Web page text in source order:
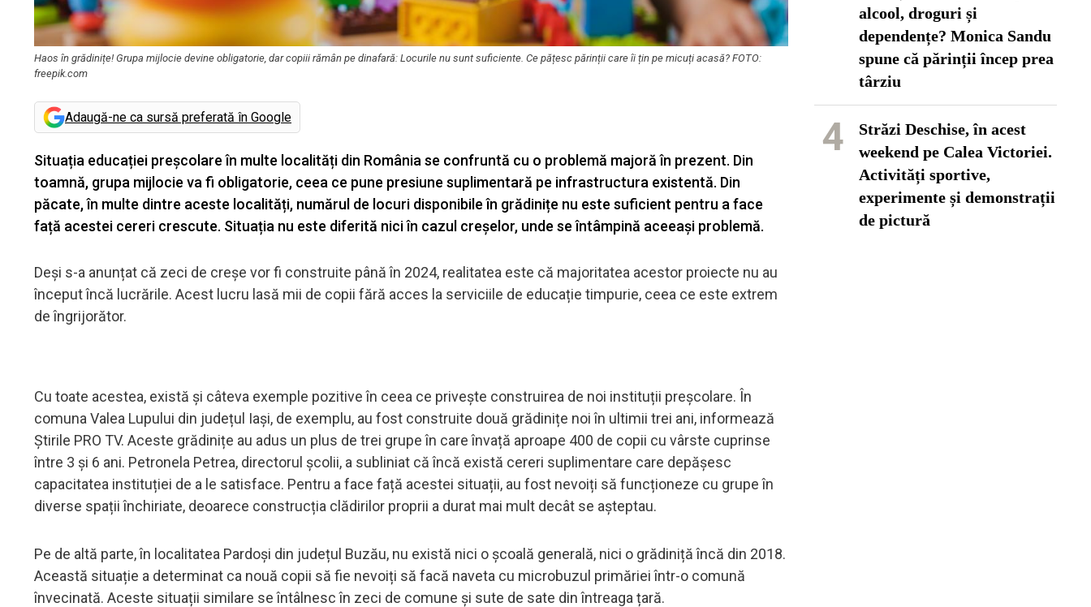
Haos în grădinițe! Grupa mijlocie devine obligatorie, dar copiii rămân pe dinafară: Locurile nu sunt suficiente. Ce pățesc părinții care îi țin pe micuți acasă? FOTO:
freepik.com
Adaugă-ne ca sursă preferată în Google
Situația educației preșcolare în multe localități din România se confruntă cu o problemă majoră în prezent. Din
toamnă, grupa mijlocie va fi obligatorie, ceea ce pune presiune suplimentară pe infrastructura existentă. Din
păcate, în multe dintre aceste localități, numărul de locuri disponibile în grădinițe nu este suficient pentru a face
față acestei cereri crescute. Situația nu este diferită nici în cazul creșelor, unde se întâmpină aceeași problemă.
Deși s-a anunțat că zeci de creșe vor fi construite până în 2024, realitatea este că majoritatea acestor proiecte nu au
început încă lucrările. Acest lucru lasă mii de copii fără acces la serviciile de educație timpurie, ceea ce este extrem
de îngrijorător.
Cu toate acestea, există și câteva exemple pozitive în ceea ce privește construirea de noi instituții preșcolare. În
comuna Valea Lupului din județul Iași, de exemplu, au fost construite două grădinițe noi în ultimii trei ani, informează
Știrile PRO TV. Aceste grădinițe au adus un plus de trei grupe în care învață aproape 400 de copii cu vârste cuprinse
între 3 și 6 ani. Petronela Petrea, directorul școlii, a subliniat că încă există cereri suplimentare care depășesc
capacitatea instituției de a le satisface. Pentru a face față acestei situații, au fost nevoiți să funcționeze cu grupe în
diverse spații închiriate, deoarece construcția clădirilor proprii a durat mai mult decât se așteptau.
Pe de altă parte, în localitatea Pardoși din județul Buzău, nu există nici o școală generală, nici o grădiniță încă din 2018.
Această situație a determinat ca nouă copii să fie nevoiți să facă naveta cu microbuzul primăriei într-o comună
învecinată. Aceste situații similare se întâlnesc în zeci de comune și sute de sate din întreaga țară.
alcool, droguri și
dependențe? Monica Sandu
spune că părinții încep prea
târziu
4
Străzi Deschise, în acest
weekend pe Calea Victoriei.
Activități sportive,
experimente și demonstrații
de pictură